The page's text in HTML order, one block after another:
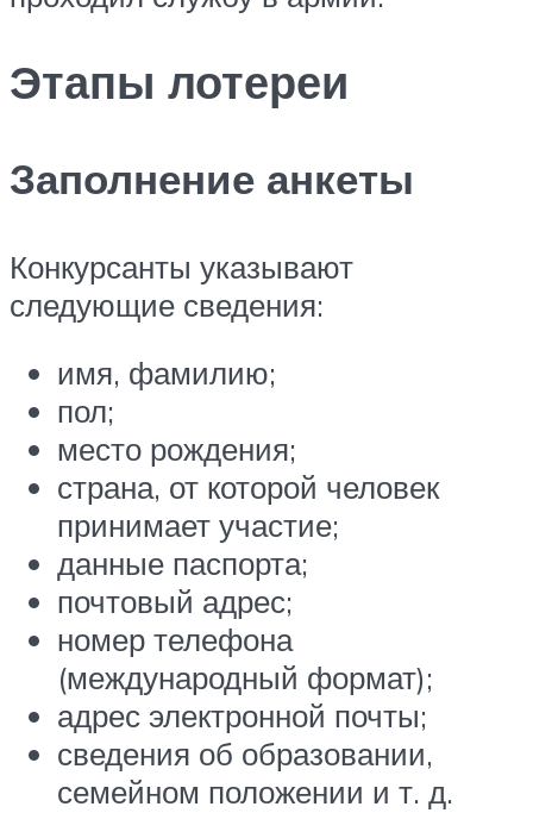
Этапы лотереи
Заполнение анкеты
Конкурсанты указывают
следующие сведения:
имя, фамилию;
пол;
место рождения;
страна, от которой человек
принимает участие;
данные паспорта;
почтовый адрес;
номер телефона
(международный формат);
адрес электронной почты;
сведения об образовании,
семейном положении и т. д.